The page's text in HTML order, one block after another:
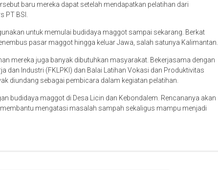
baru mereka dapat setelah mendapatkan pelatihan dari
PT BSI.
untuk memulai budidaya maggot sampai sekarang. Berkat
pasar maggot hingga keluar Jawa, salah satunya Kalimantan.
mereka juga banyak dibutuhkan masyarakat. Bekerjasama dengan
dan Industri (FKLPKI) dan Balai Latihan Vokasi dan Produktivitas
diundang sebagai pembicara dalam kegiatan pelatihan.
budidaya maggot di Desa Licin dan Kebondalem. Rencananya akan
mengatasi masalah sampah sekaligus mampu menjadi